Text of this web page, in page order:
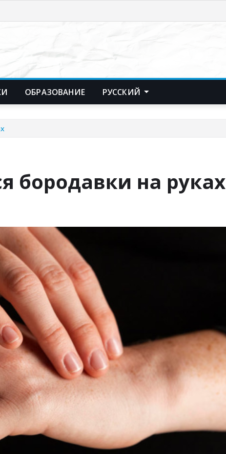
ОБРАЗОВАНИЕ РУССКИЙ
бородавки на руках